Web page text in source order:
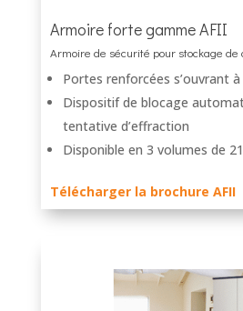
Armoire forte gamme AFII
Armoire de sécurité pour stockage
Portes renforcées s’ouvrant à
Dispositif de blocage
tentative d’effraction
Disponible en 3 volumes de
Télécharger la brochure AFII